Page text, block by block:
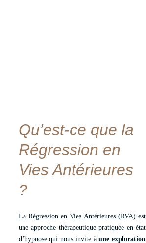
Qu’est-ce que la
Régression en
Vies Antérieures
?
La Régression en Vies Antérieures (RVA) est
une approche thérapeutique pratiquée en état
d’hypnose qui nous invite àune exploration